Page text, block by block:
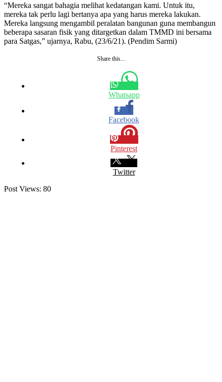
“Mereka sangat bahagia melihat kedatangan kami. Untuk itu,
mereka tak perlu lagi bertanya apa yang harus mereka lakukan.
Mereka langsung mengambil peralatan bangunan guna membangun
beberapa sasaran fisik yang ditargetkan dalam TMMD ini bersama
para Satgas,” ujarnya, Rabu, (23/6/21). (Pendim Sarmi)
Share this...
Whatsapp
Facebook
Pinterest
Twitter
Post Views: 80